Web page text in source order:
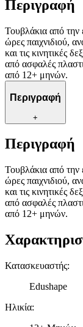
Περιγραφή
Τουβλάκια από την
ώρες παιχνιδιού,
και τις κινητικές
από ασφαλές
από 12+ μηνών.
Περιγραφή
+
Περιγραφή
Τουβλάκια από την
ώρες παιχνιδιού,
και τις κινητικές
από ασφαλές
από 12+ μηνών.
Κατασκευαστής:
Edushape
Ηλικία: